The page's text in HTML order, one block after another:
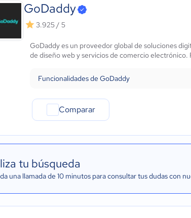
GoDaddy
3.925 / 5
GoDaddy es un proveedor global de soluciones
de diseño web y servicios de comercio electrónico.
Funcionalidades de GoDaddy
Comparar
tu búsqueda
una llamada de 10 minutos para consultar tus dudas con